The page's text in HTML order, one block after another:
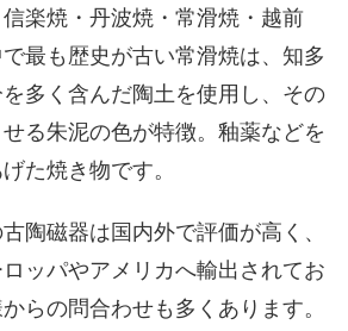
楽焼・丹波焼・常滑焼・越前
最も歴史が古い常滑焼は、知多
多く含んだ陶土を使用し、その
る朱泥の色が特徴。釉薬などを
た焼き物です。
陶磁器は国内外で評価が高く、
ッパやアメリカへ輸出されてお
らの問合わせも多くあります。